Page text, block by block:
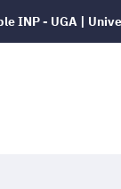
INP - UGA |